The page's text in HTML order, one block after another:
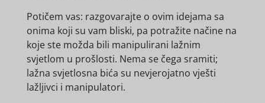
Potičem vas: razgovarajte o ovim idejama sa
onima koji su vam bliski, pa potražite načine na
koje ste možda bili manipulirani lažnim
svjetlom u prošlosti. Nema se čega sramiti;
lažna svjetlosna bića su nevjerojatno vješti
lažljivci i manipulatori.